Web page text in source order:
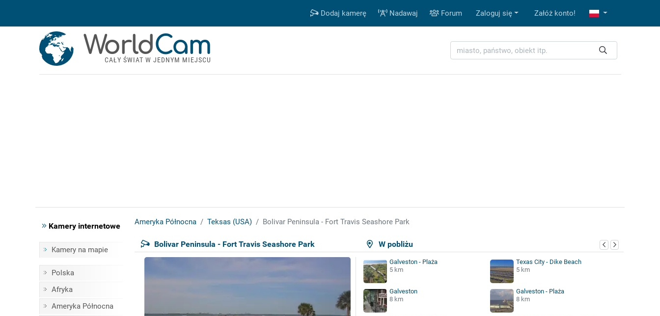
Dodaj kamerę Nadawaj Forum Zaloguj się Załóż konto!
WorldCam
CAŁY ŚWIAT W JEDNYM MIEJSCU
Kamery internetowe
Kamery na mapie
Polska
Afryka
Ameryka Północna
Ameryka Północna Teksas (USA) Bolivar Peninsula - Fort Travis Seashore Park
W pobliżu
Bolivar Peninsula - Fort Travis Seashore Park
Galveston - Plaża
5 km
Texas City - Dike Beach
5 km
Galveston
8 km
Galveston - Plaża
8 km